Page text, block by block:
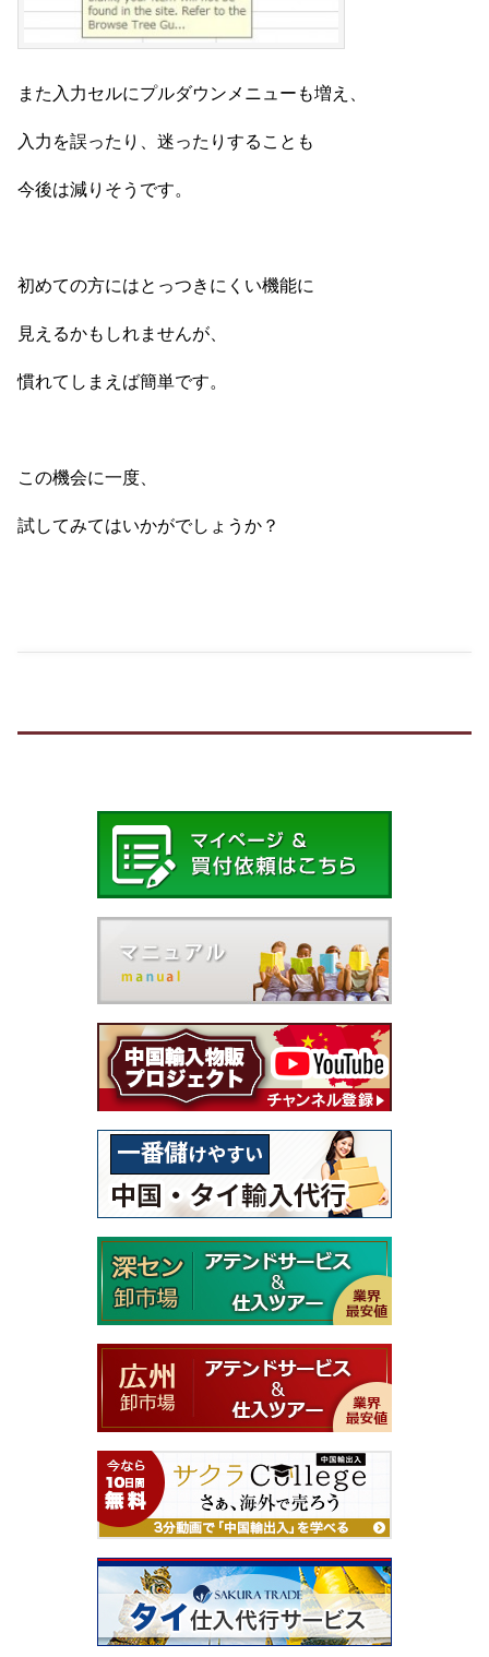
また入力セルにプルダウンメニューも増え、
入力を誤ったり、迷ったりすることも
今後は減りそうです。
初めての方にはとっつきにくい機能に
見えるかもしれませんが、
慣れてしまえば簡単です。
この機会に一度、
試してみてはいかがでしょうか？